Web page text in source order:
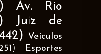
Av. Rio
Juiz de
Veículos
Esportes